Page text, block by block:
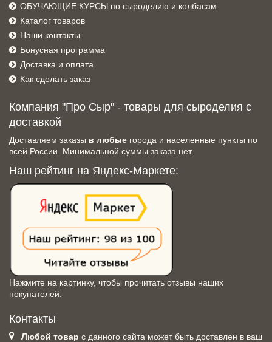
ОБУЧАЮЩИЕ КУРСЫ по сыроделию и колбасам
Каталог товаров
Наши контакты
Бонусная программа
Доставка и оплата
Как сделать заказ
Компания "Про Сыр" - товары для сыроделия с
доставкой
Доставляем заказы в любые города и населенные пункты по
всей России. Минимальной суммы заказа нет.
Наш рейтинг на Яндекс-Маркете:
Нажмите на картинку, чтобы прочитать отзывы наших
покупателей.
Контакты
Любой товар с данного сайта может быть доставлен в ваш